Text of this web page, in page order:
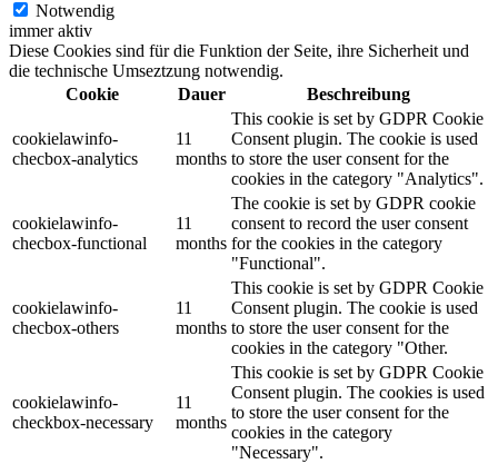
Notwendig
immer aktiv
Diese Cookies sind für die Funktion der Seite, ihre Sicherheit und
die technische Umseztzung notwendig.
Cookie
Dauer Beschreibung
cookielawinfo-
checbox-analytics
11
months
This cookie is set by GDPR Cookie
Consent plugin. The cookie is used
to store the user consent for the
cookies in the category "Analytics".
cookielawinfo-
checbox-functional
11
months
The cookie is set by GDPR cookie
consent to record the user consent
for the cookies in the category
"Functional".
cookielawinfo-
checbox-others
11
months
This cookie is set by GDPR Cookie
Consent plugin. The cookie is used
to store the user consent for the
cookies in the category "Other.
cookielawinfo-
checkbox-necessary
11
months
This cookie is set by GDPR Cookie
Consent plugin. The cookies is used
to store the user consent for the
cookies in the category
"Necessary".